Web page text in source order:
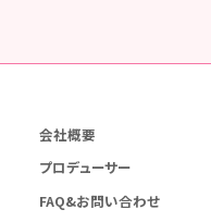
会社概要
プロデューサー
FAQ&お問い合わせ